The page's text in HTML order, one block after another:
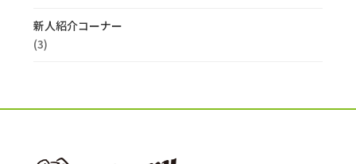
新人紹介コーナー
(3)